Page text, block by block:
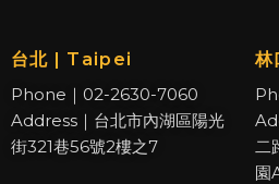
台北 | Taipei
Phone｜02-2630-7060
Address｜台北市內湖區陽光
街321巷56號2樓之7
二
園